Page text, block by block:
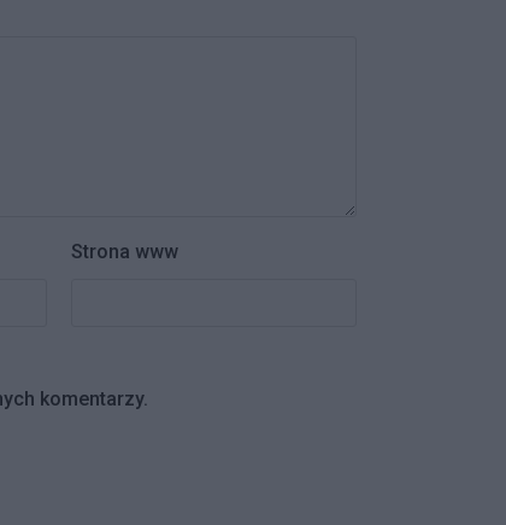
Strona www
komentarzy.